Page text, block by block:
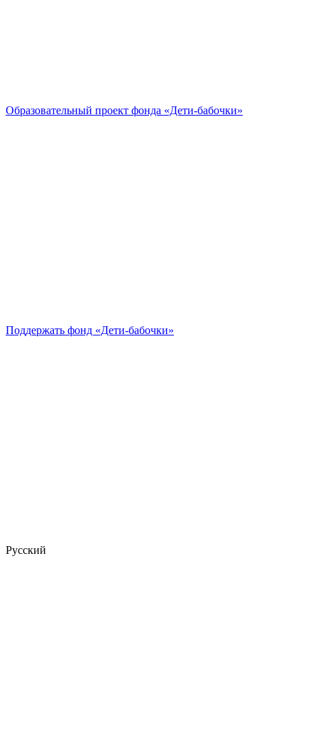
Образовательный проект фонда «Дети-бабочки»
Поддержать фонд «Дети-бабочки»
Русский